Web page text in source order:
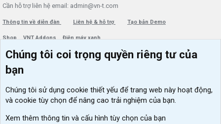
Cần hỗ trợ liên hệ email: admin@vn-t.com
Thông tin về diễn đàn Liên hệ & hỗ trợ Tạo bản Demo
Shop VNT Addons Điện máy xanh
Menu thành viên
Đăng nhập
Diễn đàn
Kích hoạt Windows/ Office miễn phí
VIP add-ons Xenforo
Khuyến mãi và tài trợ
Chúng tôi coi trọng quyền riêng tư của
bạn
Chúng tôi sử dụng cookie thiết yếu để trang web này hoạt động,
và cookie tùy chọn để nâng cao trải nghiệm của bạn.
Xem thêm thông tin và cấu hình tùy chọn của bạn